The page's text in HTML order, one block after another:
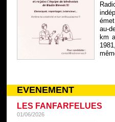
au-
km
EVENEMENT
LES FANFARFELUES
01/06/2026